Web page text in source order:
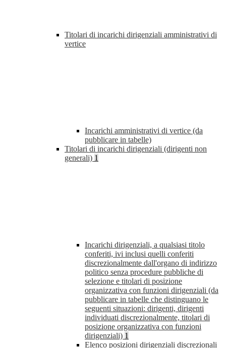
Titolari di incarichi dirigenziali amministrativi di
vertice
Incarichi amministrativi di vertice (da
pubblicare in tabelle)
Titolari di incarichi dirigenziali (dirigenti non
generali) 1
Incarichi dirigenziali, a qualsiasi titolo
conferiti, ivi inclusi quelli conferiti
discrezionalmente dall'organo di indirizzo
politico senza procedure pubbliche di
selezione e titolari di posizione
organizzativa con funzioni dirigenziali (da
pubblicare in tabelle che distinguano le
seguenti situazioni: dirigenti, dirigenti
individuati discrezionalmente, titolari di
posizione organizzativa con funzioni
dirigenziali) 1
Elenco posizioni dirigenziali discrezionali